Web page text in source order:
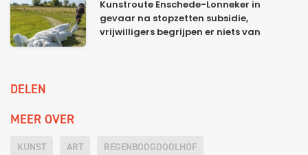
Kunstroute Enschede-Lonneker in
gevaar na stopzetten subsidie,
vrijwilligers begrijpen er niets van
DELEN
MEER OVER
KUNST ART REGENBOOGDOOLHOF